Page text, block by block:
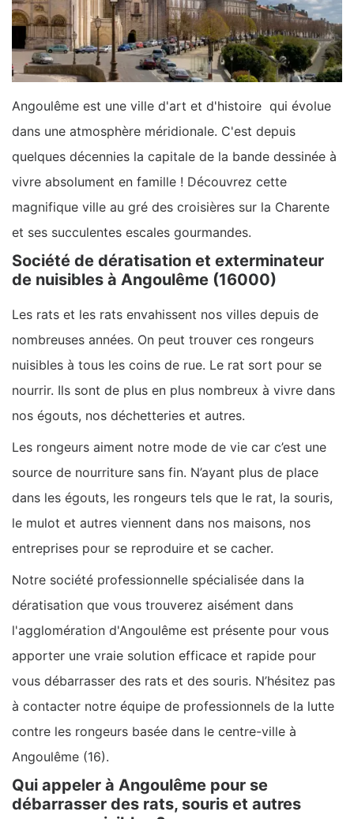
Angoulême est une ville d'art et d'histoire qui évolue
dans une atmosphère méridionale. C'est depuis
quelques décennies la capitale de la bande dessinée à
vivre absolument en famille ! Découvrez cette
magnifique ville au gré des croisières sur la Charente
et ses succulentes escales gourmandes.
Société de dératisation et exterminateur
de nuisibles à Angoulême (16000)
Les rats et les rats envahissent nos villes depuis de
nombreuses années. On peut trouver ces rongeurs
nuisibles à tous les coins de rue. Le rat sort pour se
nourrir. Ils sont de plus en plus nombreux à vivre dans
nos égouts, nos déchetteries et autres.
Les rongeurs aiment notre mode de vie car c’est une
source de nourriture sans fin. N’ayant plus de place
dans les égouts, les rongeurs tels que le rat, la souris,
le mulot et autres viennent dans nos maisons, nos
entreprises pour se reproduire et se cacher.
Notre société professionnelle spécialisée dans la
dératisation que vous trouverez aisément dans
l'agglomération d'Angoulême est présente pour vous
apporter une vraie solution efficace et rapide pour
vous débarrasser des rats et des souris. N’hésitez pas
à contacter notre équipe de professionnels de la lutte
contre les rongeurs basée dans le centre-ville à
Angoulême (16).
Qui appeler à Angoulême pour se
débarrasser des rats, souris et autres